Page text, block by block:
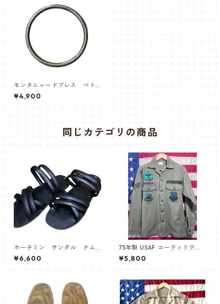
モンタニャードブレス ベト
ナム
¥4,900
同じカテゴリの商品
ホーチミン サンダル ナム
戦 ベトナム
¥6,600
75年製 USAF ユーティリティ
シャツ
¥5,800